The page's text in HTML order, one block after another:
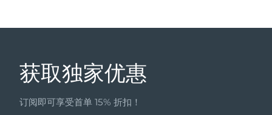
获取独家优惠
订阅即可享受首单 15% 折扣！